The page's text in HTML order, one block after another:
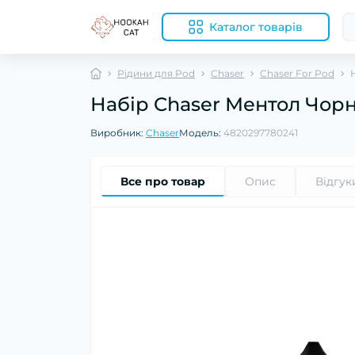
Каталог товарів
Рідини для Pod Chaser Chaser For Pod
Набір Chaser Ментол
Виробник: ChaserМодель: 4820297780241
Все про товар Опис